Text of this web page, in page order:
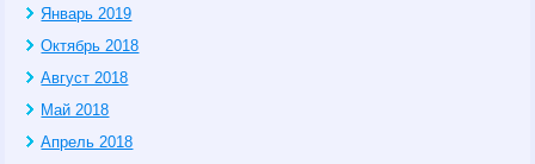
Январь 2019
Октябрь 2018
Август 2018
Май 2018
Апрель 2018